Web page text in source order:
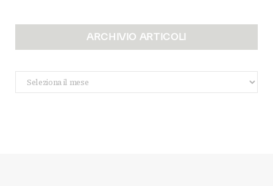
ARCHIVIO ARTICOLI
Archivio
Articoli